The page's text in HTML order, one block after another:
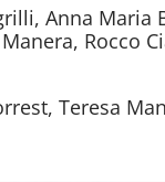
Anna Maria
Rocco
Teresa